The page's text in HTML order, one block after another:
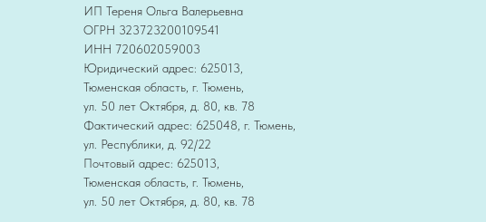
ИП Тереня Ольга Валерьевна
ОГРН 323723200109541
ИНН 720602059003
Юридический адрес: 625013,
Тюменская область, г. Тюмень,
ул. 50 лет Октября, д. 80, кв. 78
Фактический адрес: 625048, г. Тюмень,
ул. Республики, д. 92/22
Почтовый адрес: 625013,
Тюменская область, г. Тюмень,
ул. 50 лет Октября, д. 80, кв. 78